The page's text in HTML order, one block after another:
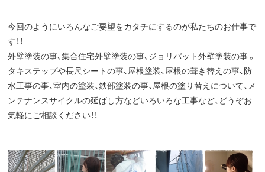
今回のようにいろんなご要望をカタチにするのが私たちのお仕事で
す！！
外壁塗装の事、集合住宅外壁塗装の事、ジョリパット外壁塗装の事 。
タキステップや長尺シートの事、屋根塗装、屋根の葺き替えの事、防
水工事の事、室内の塗装、鉄部塗装の事、屋根の塗り替えについて、メ
ンテナンスサイクルの延ばし方などいろいろな工事など、どうぞお
気軽にご相談ください！！